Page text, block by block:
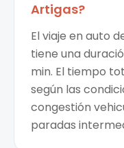
Artigas?
El viaje en auto
tiene una
min. El tiempo
según las
congestión
paradas